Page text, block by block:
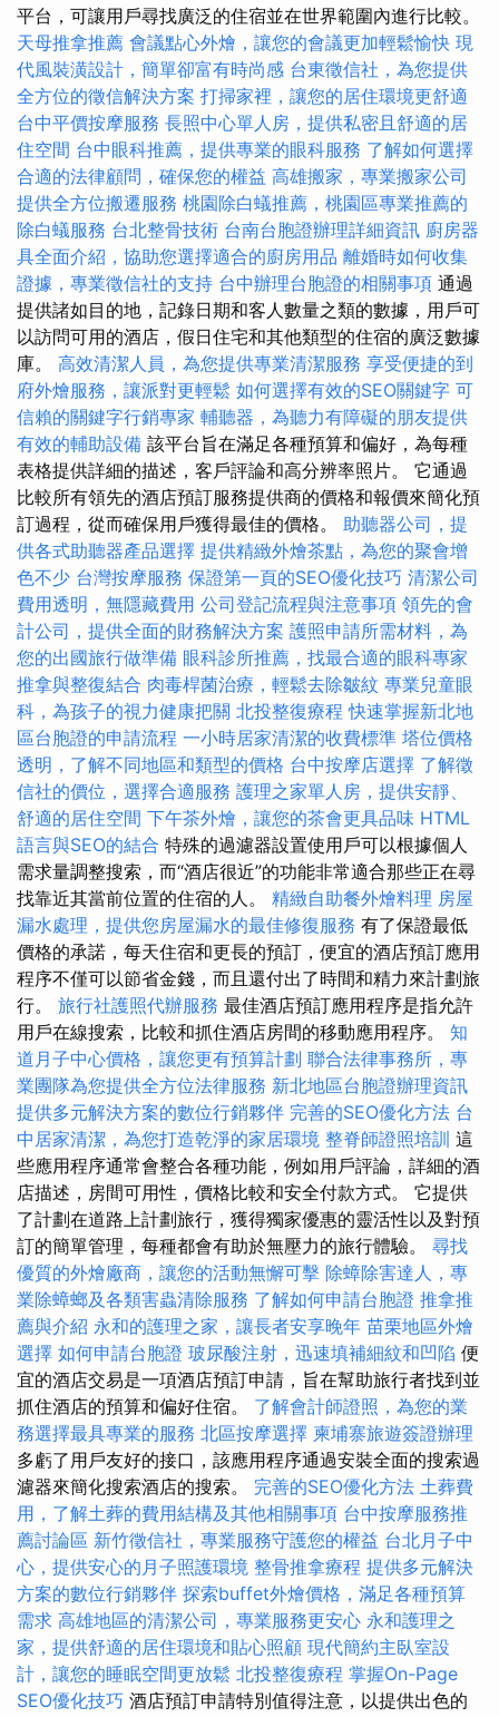
平台，可讓用戶尋找廣泛的住宿並在世界範圍內進行比較。
天母推拿推薦 會議點心外燴，讓您的會議更加輕鬆愉快 現
代風裝潢設計，簡單卻富有時尚感 台東徵信社，為您提供
全方位的徵信解決方案 打掃家裡，讓您的居住環境更舒適
台中平價按摩服務 長照中心單人房，提供私密且舒適的居
住空間 台中眼科推薦，提供專業的眼科服務 了解如何選擇
合適的法律顧問，確保您的權益 高雄搬家，專業搬家公司
提供全方位搬遷服務 桃園除白蟻推薦，桃園區專業推薦的
除白蟻服務 台北整骨技術 台南台胞證辦理詳細資訊 廚房器
具全面介紹，協助您選擇適合的廚房用品 離婚時如何收集
證據，專業徵信社的支持 台中辦理台胞證的相關事項 通過
提供諸如目的地，記錄日期和客人數量之類的數據，用戶可
以訪問可用的酒店，假日住宅和其他類型的住宿的廣泛數據
庫。 高效清潔人員，為您提供專業清潔服務 享受便捷的到
府外燴服務，讓派對更輕鬆 如何選擇有效的SEO關鍵字 可
信賴的關鍵字行銷專家 輔聽器，為聽力有障礙的朋友提供
有效的輔助設備 該平台旨在滿足各種預算和偏好，為每種
表格提供詳細的描述，客戶評論和高分辨率照片。 它通過
比較所有領先的酒店預訂服務提供商的價格和報價來簡化預
訂過程，從而確保用戶獲得最佳的價格。 助聽器公司，提
供各式助聽器產品選擇 提供精緻外燴茶點，為您的聚會增
色不少 台灣按摩服務 保證第一頁的SEO優化技巧 清潔公司
費用透明，無隱藏費用 公司登記流程與注意事項 領先的會
計公司，提供全面的財務解決方案 護照申請所需材料，為
您的出國旅行做準備 眼科診所推薦，找最合適的眼科專家
推拿與整復結合 肉毒桿菌治療，輕鬆去除皺紋 專業兒童眼
科，為孩子的視力健康把關 北投整復療程 快速掌握新北地
區台胞證的申請流程 一小時居家清潔的收費標準 塔位價格
透明，了解不同地區和類型的價格 台中按摩店選擇 了解徵
信社的價位，選擇合適服務 護理之家單人房，提供安靜、
舒適的居住空間 下午茶外燴，讓您的茶會更具品味 HTML
語言與SEO的結合 特殊的過濾器設置使用戶可以根據個人
需求量調整搜索，而“酒店很近”的功能非常適合那些正在尋
找靠近其當前位置的住宿的人。 精緻自助餐外燴料理 房屋
漏水處理，提供您房屋漏水的最佳修復服務 有了保證最低
價格的承諾，每天住宿和更長的預訂，便宜的酒店預訂應用
程序不僅可以節省金錢，而且還付出了時間和精力來計劃旅
行。 旅行社護照代辦服務 最佳酒店預訂應用程序是指允許
用戶在線搜索，比較和抓住酒店房間的移動應用程序。 知
道月子中心價格，讓您更有預算計劃 聯合法律事務所，專
業團隊為您提供全方位法律服務 新北地區台胞證辦理資訊
提供多元解決方案的數位行銷夥伴 完善的SEO優化方法 台
中居家清潔，為您打造乾淨的家居環境 整脊師證照培訓 這
些應用程序通常會整合各種功能，例如用戶評論，詳細的酒
店描述，房間可用性，價格比較和安全付款方式。 它提供
了計劃在道路上計劃旅行，獲得獨家優惠的靈活性以及對預
訂的簡單管理，每種都會有助於無壓力的旅行體驗。 尋找
優質的外燴廠商，讓您的活動無懈可擊 除蟑除害達人，專
業除蟑螂及各類害蟲清除服務 了解如何申請台胞證 推拿推
薦與介紹 永和的護理之家，讓長者安享晚年 苗栗地區外燴
選擇 如何申請台胞證 玻尿酸注射，迅速填補細紋和凹陷 便
宜的酒店交易是一項酒店預訂申請，旨在幫助旅行者找到並
抓住酒店的預算和偏好住宿。 了解會計師證照，為您的業
務選擇最具專業的服務 北區按摩選擇 柬埔寨旅遊簽證辦理
多虧了用戶友好的接口，該應用程序通過安裝全面的搜索過
濾器來簡化搜索酒店的搜索。 完善的SEO優化方法 土葬費
用，了解土葬的費用結構及其他相關事項 台中按摩服務推
薦討論區 新竹徵信社，專業服務守護您的權益 台北月子中
心，提供安心的月子照護環境 整骨推拿療程 提供多元解決
方案的數位行銷夥伴 探索buffet外燴價格，滿足各種預算
需求 高雄地區的清潔公司，專業服務更安心 永和護理之
家，提供舒適的居住環境和貼心照顧 現代簡約主臥室設
計，讓您的睡眠空間更放鬆 北投整復療程 掌握On-Page
SEO優化技巧 酒店預訂申請特別值得注意，以提供出色的